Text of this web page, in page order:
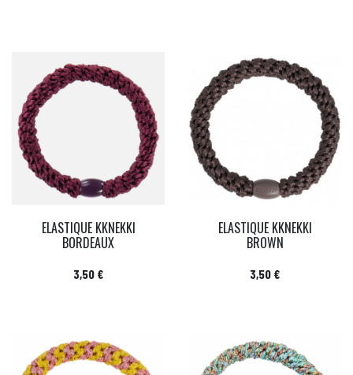
ELASTIQUE KKNEKKI
BORDEAUX
Prix
3,50 €
ELASTIQUE KKNEKKI
BROWN
Prix
3,50 €